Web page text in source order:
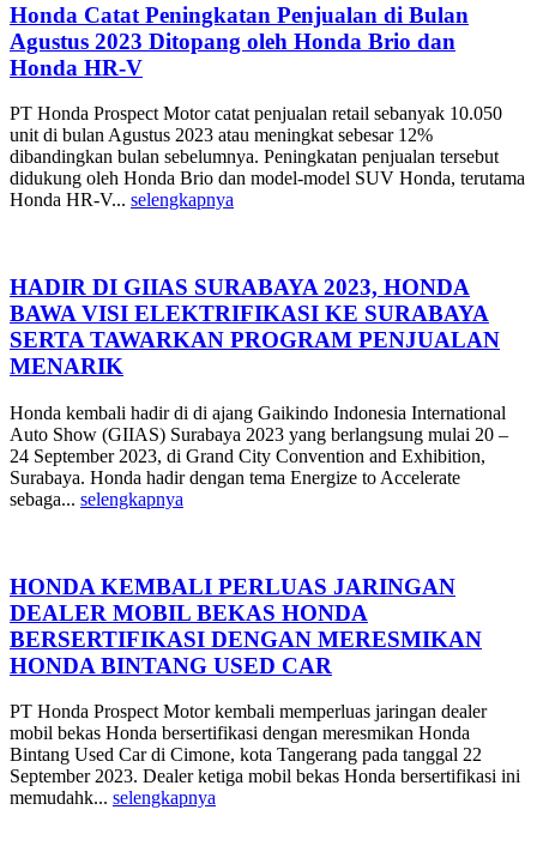
Honda Catat Peningkatan Penjualan di Bulan
Agustus 2023 Ditopang oleh Honda Brio dan
Honda HR-V
PT Honda Prospect Motor catat penjualan retail sebanyak 10.050
unit di bulan Agustus 2023 atau meningkat sebesar 12%
dibandingkan bulan sebelumnya. Peningkatan penjualan tersebut
didukung oleh Honda Brio dan model-model SUV Honda, terutama
Honda HR-V... selengkapnya
HADIR DI GIIAS SURABAYA 2023, HONDA
BAWA VISI ELEKTRIFIKASI KE SURABAYA
SERTA TAWARKAN PROGRAM PENJUALAN
MENARIK
Honda kembali hadir di di ajang Gaikindo Indonesia International
Auto Show (GIIAS) Surabaya 2023 yang berlangsung mulai 20 –
24 September 2023, di Grand City Convention and Exhibition,
Surabaya. Honda hadir dengan tema Energize to Accelerate
sebaga... selengkapnya
HONDA KEMBALI PERLUAS JARINGAN
DEALER MOBIL BEKAS HONDA
BERSERTIFIKASI DENGAN MERESMIKAN
HONDA BINTANG USED CAR
PT Honda Prospect Motor kembali memperluas jaringan dealer
mobil bekas Honda bersertifikasi dengan meresmikan Honda
Bintang Used Car di Cimone, kota Tangerang pada tanggal 22
September 2023. Dealer ketiga mobil bekas Honda bersertifikasi ini
memudahk... selengkapnya